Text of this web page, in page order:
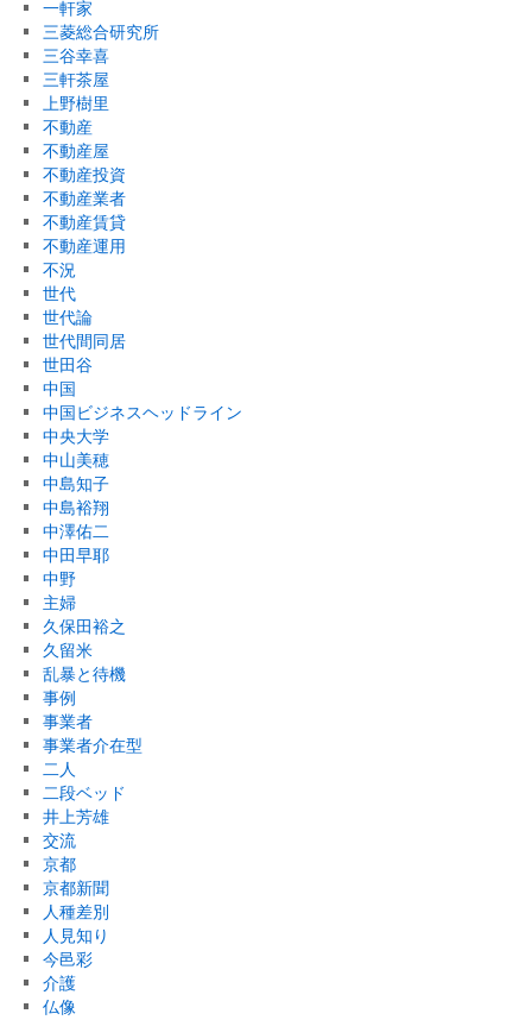
一軒家
三菱総合研究所
三谷幸喜
三軒茶屋
上野樹里
不動産
不動産屋
不動産投資
不動産業者
不動産賃貸
不動産運用
不況
世代
世代論
世代間同居
世田谷
中国
中国ビジネスヘッドライン
中央大学
中山美穂
中島知子
中島裕翔
中澤佑二
中田早耶
中野
主婦
久保田裕之
久留米
乱暴と待機
事例
事業者
事業者介在型
二人
二段ベッド
井上芳雄
交流
京都
京都新聞
人種差別
人見知り
今邑彩
介護
仏像